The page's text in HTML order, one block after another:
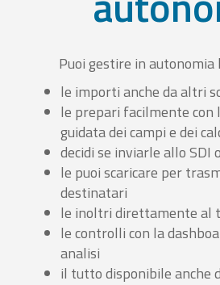
Puoi gestire in
le importi anche da altri
le prepari facilmente con
guidata dei campi e dei
decidi se inviarle allo SDI
le puoi scaricare per
destinatari
le inoltri direttamente al
le controlli con la
analisi
il tutto disponibile anche